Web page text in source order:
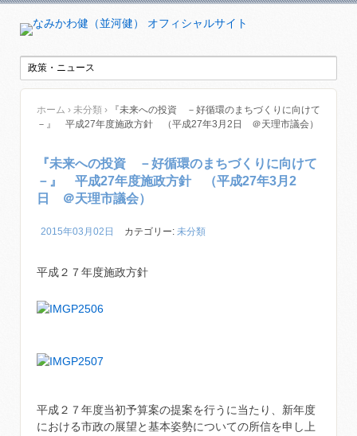
ホーム › 未分類 ›
『未来への投資 －好循環のまちづくりに向けて
－』 平成27年度施政方針 （平成27年3月2日 ＠天理市議会）
『未来への投資 －好循環のまちづくりに向けて
－』 平成27年度施政方針 （平成27年3月2
日 ＠天理市議会）
2015年03月02日 カテゴリー:未分類
平成２７年度施政方針
平成２７年度当初予算案の提案を行うに当たり、新年度
における市政の展望と基本姿勢についての所信を申し上